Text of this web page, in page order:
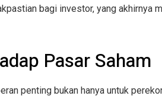
bagi investor, yang akhirnya
Pasar Saham
penting bukan hanya untuk